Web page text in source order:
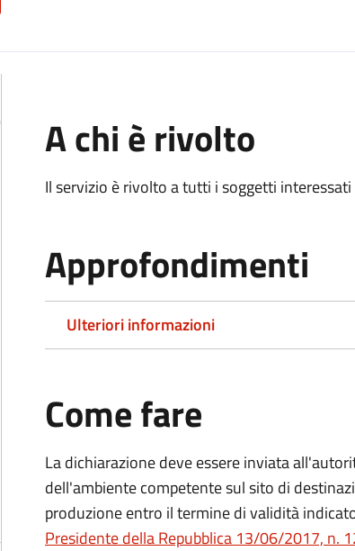
A chi è rivolto
Il servizio è rivolto a tutti i soggetti
Approfondimenti
Ulteriori informazioni
Come fare
La dichiarazione deve essere inviata
dell'ambiente competente sul sito di
produzione entro il termine di validità
Presidente della Repubblica 13/06/2017, n.